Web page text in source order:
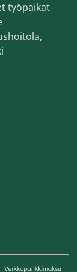
työpaikat